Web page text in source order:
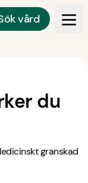
vård
du
granskad